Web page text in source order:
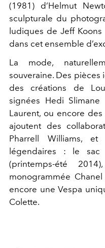
(1981) d’Helmut
sculpturale du
ludiques deJeff Koons
dans cet ensemble
La mode,
souveraine. Des pièces
des créations de
signées Hedi Slimane
Laurent, ou encore
ajoutent des
Pharrell Williams, et
légendaires : le
(printemps-été
monogrammée
encore une Vespa
Colette.